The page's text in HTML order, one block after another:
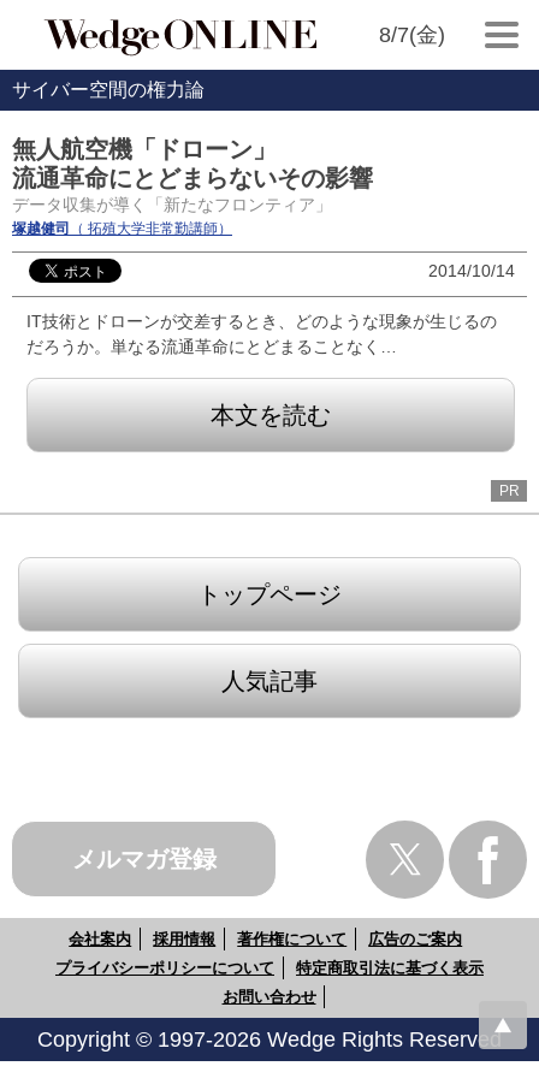
8/7(金)
サイバー空間の権力論
無人航空機「ドローン」
流通革命にとどまらないその影響
データ収集が導く「新たなフロンティア」
塚越健司 （ 拓殖大学非常勤講師）
2014/10/14
IT技術とドローンが交差するとき、どのような現象が生じるの
だろうか。単なる流通革命にとどまることなく…
本文を読む
PR
トップページ
人気記事
メルマガ登録
会社案内 採用情報 著作権について
広告のご案内
プライバシーポリシーについて
特定商取引法に基づく表示
お問い合わせ
Copyright © 1997-2026 Wedge Rights Reserved